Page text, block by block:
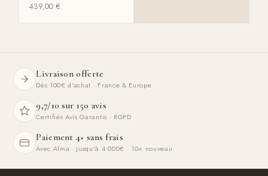
439,00€
Livraison offerte
Dès 100€ d'achat · France & Europe
9,7/10 sur 150 avis
Certifiés Avis Garantis · RGPD
Paiement 4× sans frais
Avec Alma · Jusqu'à 4 000€ · 10× nouveau